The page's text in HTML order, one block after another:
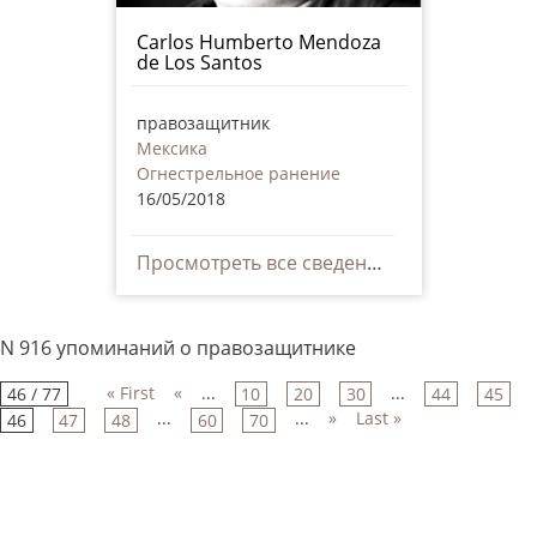
Carlos Humberto Mendoza
de Los Santos
правозащитник
Мексика
Огнестрельное ранение
16/05/2018
Просмотреть все сведения
N 916 упоминаний о правозащитнике
46 / 77 « First « ... 10 20 30 ... 44
45
46
47 48 ... 60 70 ... » Last »